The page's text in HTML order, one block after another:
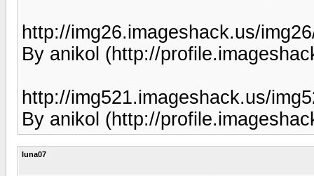
http://img26.imageshack.us/
By anikol (http://
http://img521.imageshack.us/
By anikol (http://
luna07